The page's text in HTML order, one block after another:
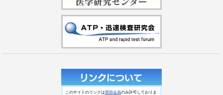
このサイトのリンクは賛助会員のみ許可しておりま